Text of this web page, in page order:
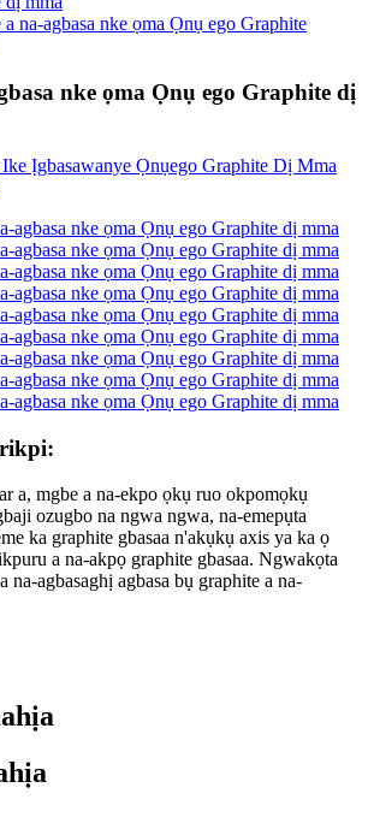
na-agbasa nke ọma Ọnụ ego Graphite
nke ọma Ọnụ ego Graphite dị
a, mgbe a na-ekpo ọkụ ruo okpomọkụ
ozugbo na ngwa ngwa, na-emepụta
ka graphite gbasaa n'akụkụ axis ya ka ọ
a na-akpọ graphite gbasaa. Ngwakọta
na-agbasaghị agbasa bụ graphite a na-